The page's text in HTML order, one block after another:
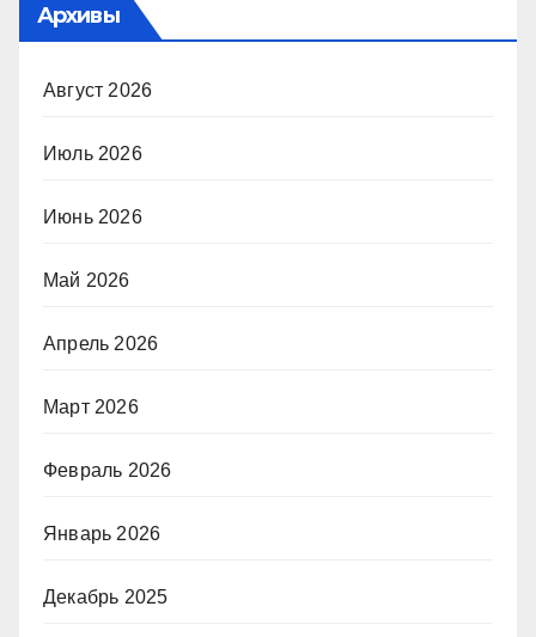
Архивы
Август 2026
Июль 2026
Июнь 2026
Май 2026
Апрель 2026
Март 2026
Февраль 2026
Январь 2026
Декабрь 2025